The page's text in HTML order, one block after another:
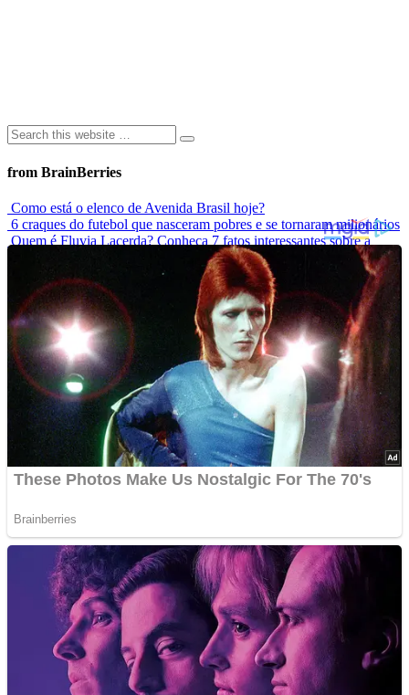
from BrainBerries
Como está o elenco de Avenida Brasil hoje?
6 craques do futebol que nasceram pobres e se tornaram milionários
Quem é Fluvia Lacerda? Conheça 7 fatos interessantes sobre a
Modelo que sofria bullying por usar biquíni estrela campanha
mundial de maiô
Elas Não Envelhecem? Conheça Celebridades Que Desafiam O
Tempo
Advertisements